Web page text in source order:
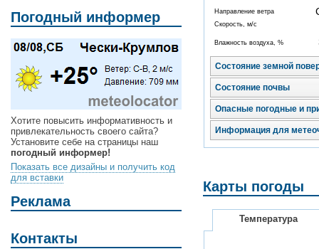
Погодный информер
Хотите повысить информативность и
привлекательность своего сайта?
Установите себе на страницы наш
погодный информер!
Показать все дизайны и получить код
для вставки
Реклама
Контакты
Направление ветра
Скорость, м/с
Влажность воздуха, %
Состояние земной
Состояние почвы
Опасные погодные и
Информация для
Карты погоды
Температура